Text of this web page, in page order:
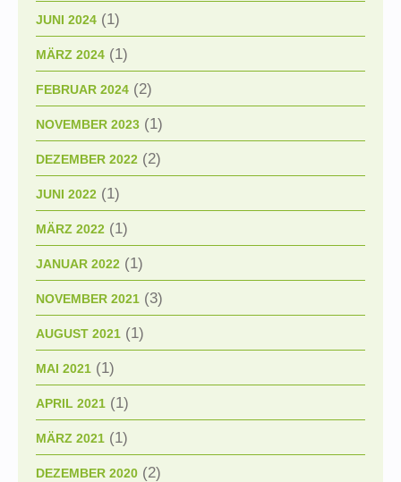
JUNI 2024 (1)
MÄRZ 2024 (1)
FEBRUAR 2024 (2)
NOVEMBER 2023 (1)
DEZEMBER 2022 (2)
JUNI 2022 (1)
MÄRZ 2022 (1)
JANUAR 2022 (1)
NOVEMBER 2021 (3)
AUGUST 2021 (1)
MAI 2021 (1)
APRIL 2021 (1)
MÄRZ 2021 (1)
DEZEMBER 2020 (2)